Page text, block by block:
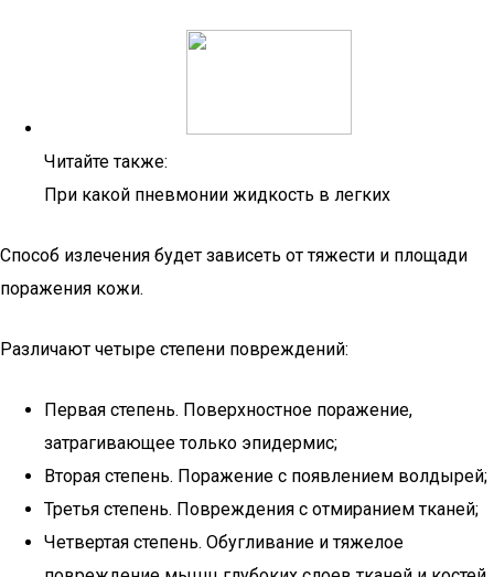
Читайте также:
При какой пневмонии жидкость в легких
Способ излечения будет зависеть от тяжести и площади
поражения кожи.
Различают четыре степени повреждений:
Первая степень. Поверхностное поражение,
затрагивающее только эпидермис;
Вторая степень. Поражение с появлением волдырей;
Третья степень. Повреждения с отмиранием тканей;
Четвертая степень. Обугливание и тяжелое